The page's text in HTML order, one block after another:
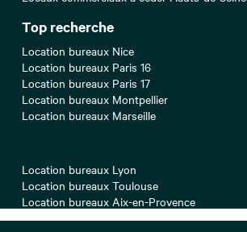
Top recherche
Location bureaux Nice
Location bureaux Paris 16
Location bureaux Paris 17
Location bureaux Montpellier
Location bureaux Marseille
Location bureaux Lyon
Location bureaux Toulouse
Location bureaux Aix-en-Provence
Location bureaux Paris 08